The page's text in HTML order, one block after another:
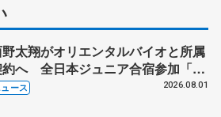
太翔がオリエンタルバイオと所属
へ 全日本ジュニア合宿参加「結
していかないと」 講師はジェー
ース 2026.08.01